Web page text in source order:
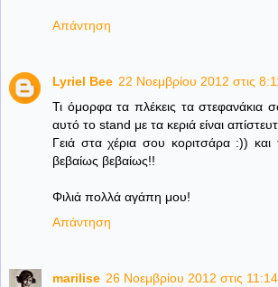
Απάντηση
Lyriel Bee 22 Νοεμβρίου 2012 στις
Τι όμορφα τα πλέκεις τα στεφανάκια
αυτό το stand με τα κεριά είναι
Γειά στα χέρια σου κοριτσάρα :))
βεβαίως βεβαίως!!
Φιλιά πολλά αγάπη μου!
Απάντηση
marilise 26 Νοεμβρίου 2012 στις